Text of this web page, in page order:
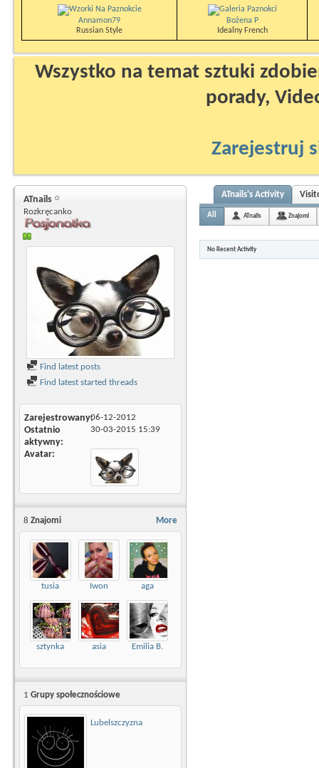
Annamon79
Russian Style
Bożena P
Idealny French
Wszystko na temat sztuki
porady,
Zarejestruj
ATnails
Rozkręcanko
Find latest posts
Find latest started threads
Zarejestrowany06-12-2012
Ostatnio
aktywny
30-03-2015 15:39
Avatar
More
8 Znajomi
tusia Iwon aga
sztynka asia Emilia B.
1 Grupy społecznościowe
Lubelszczyzna
ATnails's Activity
All ATnails Znajomi
No Recent Activity